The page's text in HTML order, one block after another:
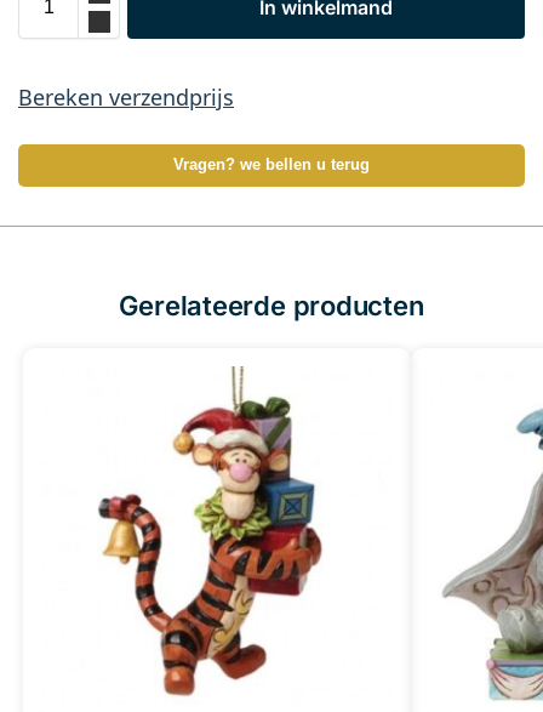
In winkelmand
Bereken verzendprijs
Vragen? we bellen u terug
Gerelateerde producten